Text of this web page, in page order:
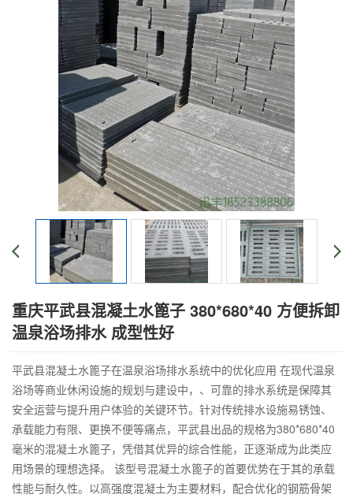
重庆平武县混凝土水篦子 380*680*40 方便拆卸
温泉浴场排水 成型性好
平武县混凝土水篦子在温泉浴场排水系统中的优化应用 在现代温泉
浴场等商业休闲设施的规划与建设中，、可靠的排水系统是保障其
安全运营与提升用户体验的关键环节。针对传统排水设施易锈蚀、
承载能力有限、更换不便等痛点，平武县出品的规格为380*680*40
毫米的混凝土水篦子，凭借其优异的综合性能，正逐渐成为此类应
用场景的理想选择。 该型号混凝土水篦子的首要优势在于其的承载
性能与耐久性。以高强度混凝土为主要材料，配合优化的钢筋骨架